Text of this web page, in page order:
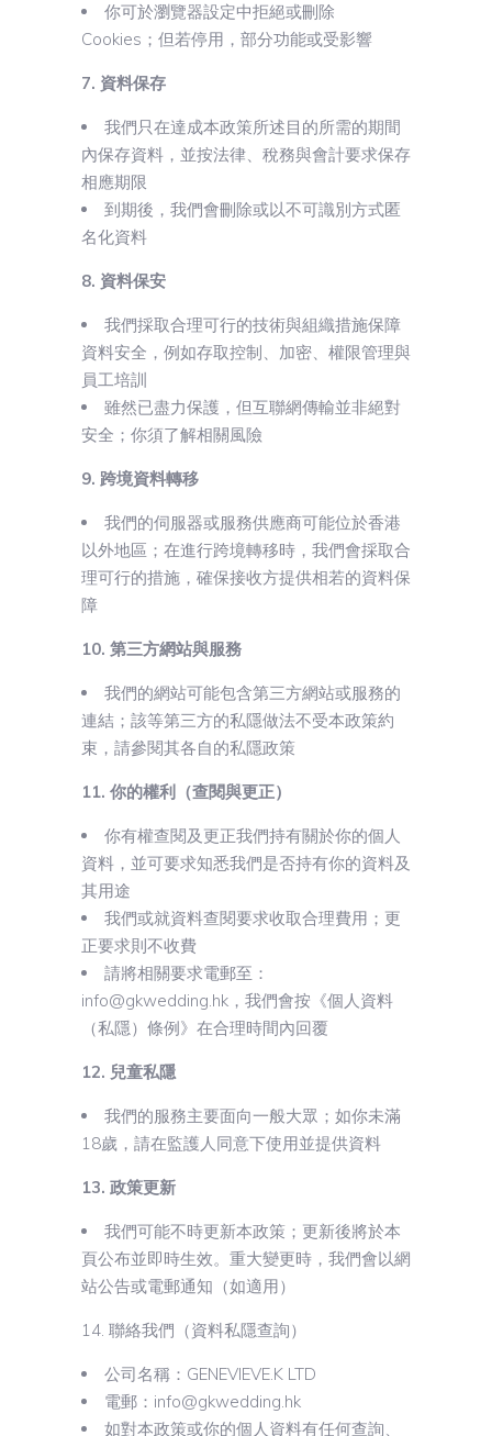
你可於瀏覽器設定中拒絕或刪除
Cookies；但若停用，部分功能或受影響
7. 資料保存
我們只在達成本政策所述目的所需的期間
內保存資料，並按法律、稅務與會計要求保存
相應期限
到期後，我們會刪除或以不可識別方式匿
名化資料
8. 資料保安
我們採取合理可行的技術與組織措施保障
資料安全，例如存取控制、加密、權限管理與
員工培訓
雖然已盡力保護，但互聯網傳輸並非絕對
安全；你須了解相關風險
9. 跨境資料轉移
我們的伺服器或服務供應商可能位於香港
以外地區；在進行跨境轉移時，我們會採取合
理可行的措施，確保接收方提供相若的資料保
障
10. 第三方網站與服務
我們的網站可能包含第三方網站或服務的
連結；該等第三方的私隱做法不受本政策約
束，請參閱其各自的私隱政策
11. 你的權利（查閱與更正）
你有權查閱及更正我們持有關於你的個人
資料，並可要求知悉我們是否持有你的資料及
其用途
我們或就資料查閱要求收取合理費用；更
正要求則不收費
請將相關要求電郵至：
info@gkwedding.hk，我們會按《個人資料
（私隱）條例》在合理時間內回覆
12. 兒童私隱
我們的服務主要面向一般大眾；如你未滿
18歲，請在監護人同意下使用並提供資料
13. 政策更新
我們可能不時更新本政策；更新後將於本
頁公布並即時生效。重大變更時，我們會以網
站公告或電郵通知（如適用）
14. 聯絡我們（資料私隱查詢）
公司名稱：GENEVIEVE.K LTD
電郵：info@gkwedding.hk
如對本政策或你的個人資料有任何查詢、